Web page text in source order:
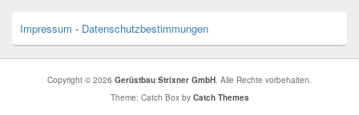
Impressum - Datenschutzbestimmungen
Copyright © 2026 Gerüstbau Strixner GmbH. Alle Rechte vorbehalten.
Theme: Catch Box by Catch Themes